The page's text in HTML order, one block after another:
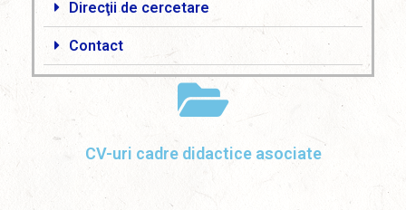
Direcţii de cercetare
Contact
CV-uri cadre didactice asociate